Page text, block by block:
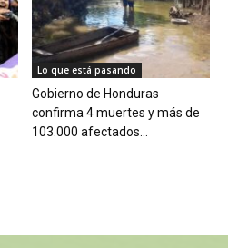
Lo que está pasando
Gobierno de Honduras
confirma 4 muertes y más de
103.000 afectados...